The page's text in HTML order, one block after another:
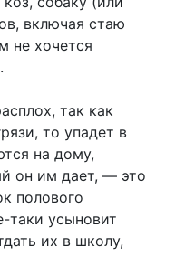
включая стаю
не хочется
так как
то упадет в
на дому,
он им дает, — это
полового
таки усыновит
их в школу,